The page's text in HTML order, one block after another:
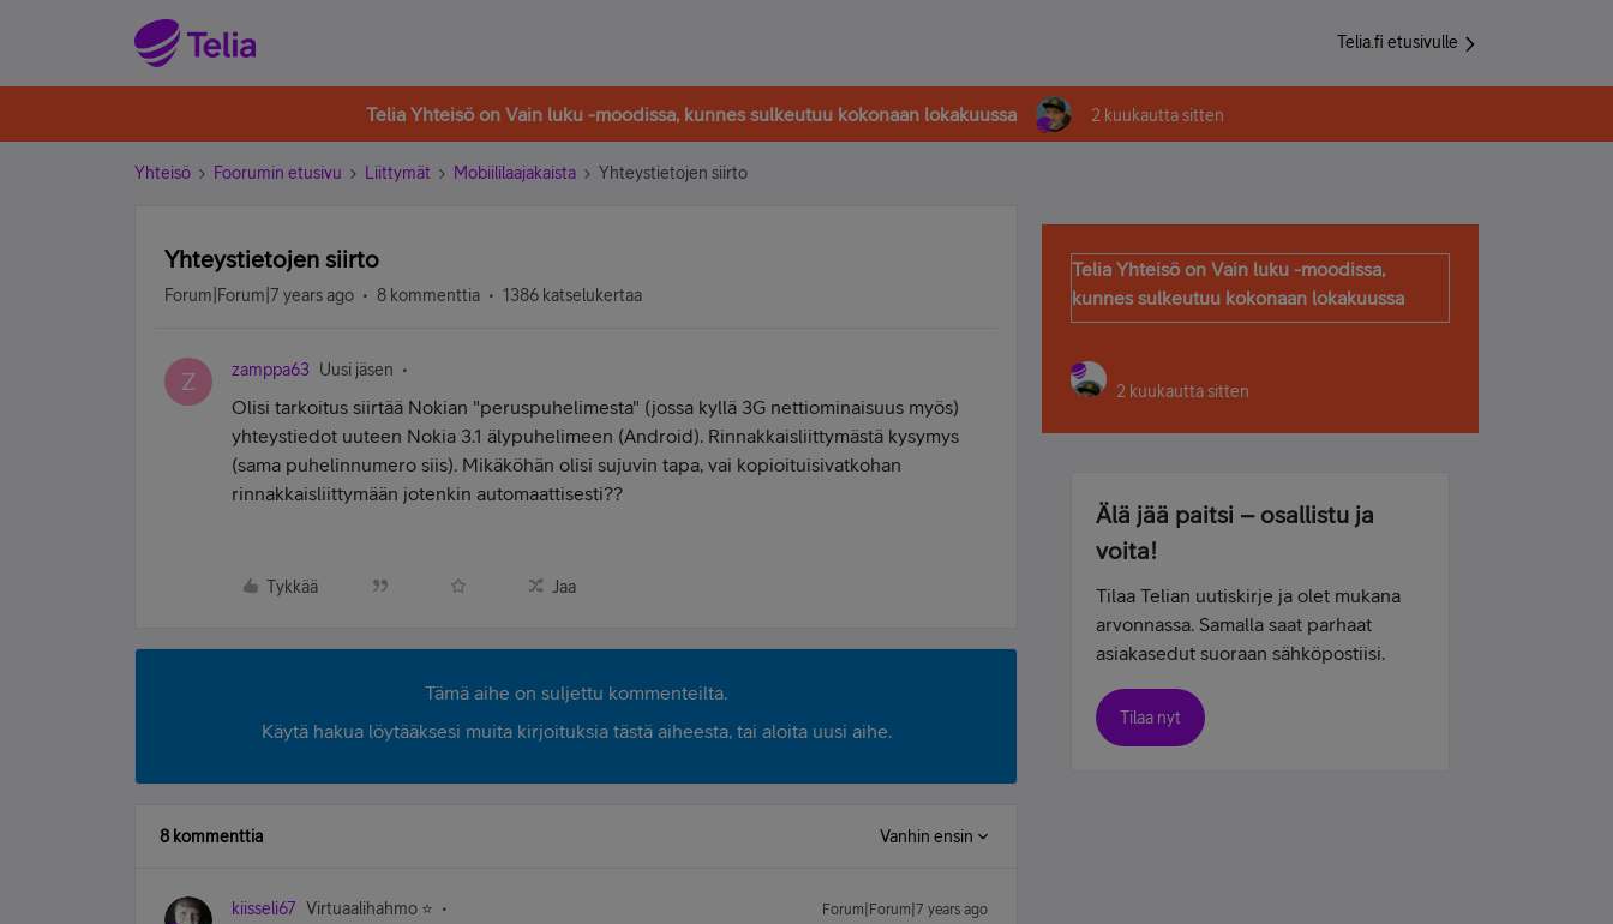
Telia.fi etusivulle
Telia Yhteisö on Vain luku -moodissa, kunnes sulkeutuu kokonaan lokakuussa 2 kuukautta sitten
Yhteisö Foorumin etusivu Liittymät Mobiililaajakaista Yhteystietojen siirto
Yhteystietojen siirto
Forum|Forum|7 years ago 8 kommenttia 1386 katselukertaa
Z zamppa63 Uusi jäsen
Olisi tarkoitus siirtää Nokian "peruspuhelimesta" (jossa kyllä 3G nettiominaisuus myös)
yhteystiedot uuteen Nokia 3.1 älypuhelimeen (Android). Rinnakkaisliittymästä kysymys
(sama puhelinnumero siis). Mikäköhän olisi sujuvin tapa, vai kopioituisivatkohan
rinnakkaisliittymään jotenkin automaattisesti??
Tykkää Jaa
Tämä aihe on suljettu kommenteilta.
Käytä hakua löytääksesi muita kirjoituksia tästä aiheesta, tai aloita uusi aihe.
8 kommenttia Vanhin ensin
kiisseli67 Virtuaalihahmo ⭐️ Forum|Forum|7 years ago
Telia Yhteisö on Vain luku -moodissa,
kunnes sulkeutuu kokonaan lokakuussa
2 kuukautta sitten
Älä jää paitsi – osallistu ja
voita!
Tilaa Telian uutiskirje ja olet mukana
arvonnassa. Samalla saat parhaat
asiakasedut suoraan sähköpostiisi.
Tilaa nyt